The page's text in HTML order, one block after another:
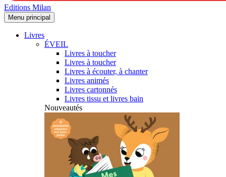
Editions Milan
Menu principal
Livres
ÉVEIL
Livres à toucher
Livres à toucher
Livres à écouter, à chanter
Livres animés
Livres cartonnés
Livres tissu et livres bain
Nouveautés